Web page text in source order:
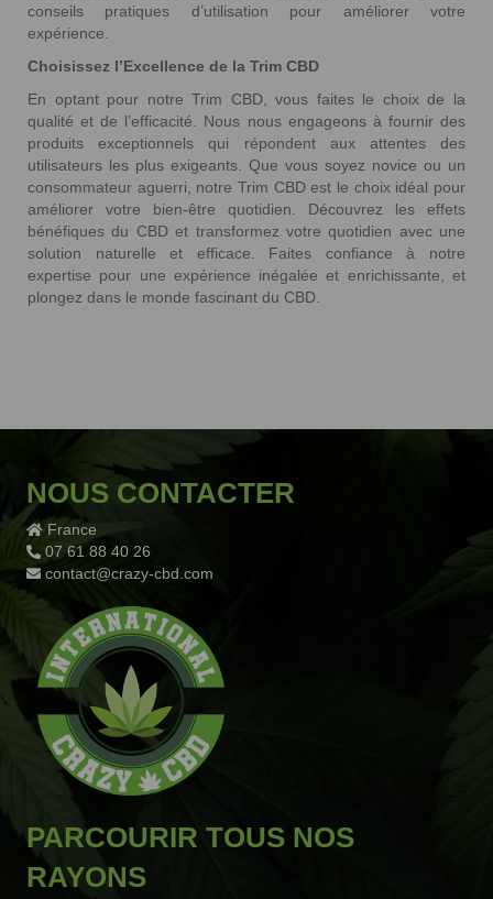
conseils pratiques d’utilisation pour améliorer votre
expérience.
Choisissez l’Excellence de la Trim CBD
En optant pour notre Trim CBD, vous faites le choix de la
qualité et de l’efficacité. Nous nous engageons à fournir des
produits exceptionnels qui répondent aux attentes des
utilisateurs les plus exigeants. Que vous soyez novice ou un
consommateur aguerri, notre Trim CBD est le choix idéal pour
améliorer votre bien-être quotidien. Découvrez les effets
bénéfiques du CBD et transformez votre quotidien avec une
solution naturelle et efficace. Faites confiance à notre
expertise pour une expérience inégalée et enrichissante, et
plongez dans le monde fascinant du CBD.
NOUS CONTACTER
France
07 61 88 40 26
contact@crazy-cbd.com
PARCOURIR TOUS NOS
RAYONS